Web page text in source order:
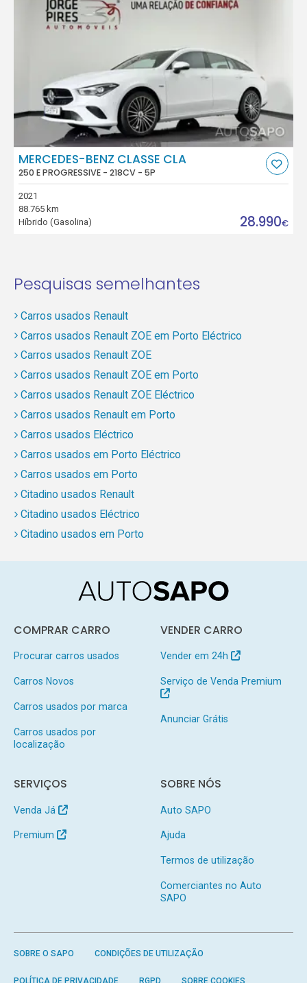
MERCEDES-BENZ CLASSE CLA
250 E PROGRESSIVE - 218CV - 5P
2021
88.765 km
Híbrido (Gasolina)
28.990€
Pesquisas semelhantes
Carros usados Renault
Carros usados Renault ZOE em Porto Eléctrico
Carros usados Renault ZOE
Carros usados Renault ZOE em Porto
Carros usados Renault ZOE Eléctrico
Carros usados Renault em Porto
Carros usados Eléctrico
Carros usados em Porto Eléctrico
Carros usados em Porto
Citadino usados Renault
Citadino usados Eléctrico
Citadino usados em Porto
COMPRAR CARRO
Procurar carros usados
Carros Novos
Carros usados por marca
Carros usados por
localização
VENDER CARRO
Vender em 24h
Serviço de Venda Premium
Anunciar Grátis
SERVIÇOS
Venda Já
Premium
SOBRE NÓS
Auto SAPO
Ajuda
Termos de utilização
Comerciantes no Auto
SAPO
SOBRE O SAPO CONDIÇÕES DE UTILIZAÇÃO